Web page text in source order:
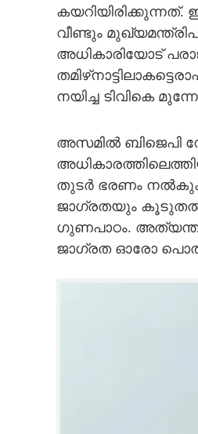
കയറിയിരിക്കുന്നത്.
വീണ്ടും
അധികാരിയോട്
നയിച്ച ടിവികെ
അസമില്‍ ബിജെപി
തുടര്‍ ഭരണം
ജാഗ്രതയും
ഗുണപാഠം.
ജാഗ്രത ഓരോ